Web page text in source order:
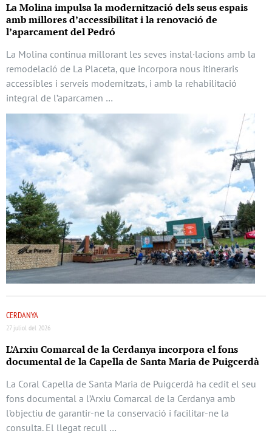
La Molina impulsa la modernització dels seus espais
amb millores d’accessibilitat i la renovació de
l’aparcament del Pedró
La Molina continua millorant les seves instal·lacions amb la
remodelació de La Placeta, que incorpora nous itineraris
accessibles i serveis modernitzats, i amb la rehabilitació
integral de l’aparcamen …
CERDANYA
27 juliol del 2026
L’Arxiu Comarcal de la Cerdanya incorpora el fons
documental de la Capella de Santa Maria de Puigcerdà
La Coral Capella de Santa Maria de Puigcerdà ha cedit el seu
fons documental a l’Arxiu Comarcal de la Cerdanya amb
l’objectiu de garantir-ne la conservació i facilitar-ne la
consulta. El llegat recull …